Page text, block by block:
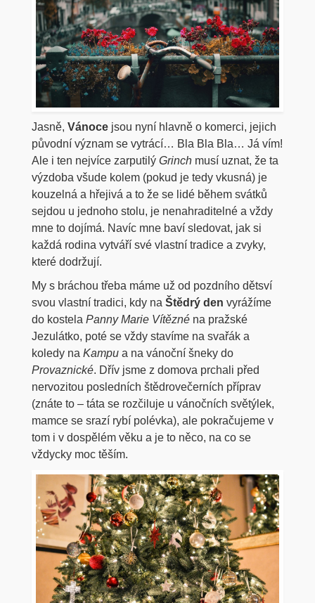
Jasně, Vánoce jsou nyní hlavně o komerci, jejich
původní význam se vytrácí… Bla Bla Bla… Já vím!
Ale i ten nejvíce zarputilý Grinch musí uznat, že ta
výzdoba všude kolem (pokud je tedy vkusná) je
kouzelná a hřejivá a to že se lidé během svátků
sejdou u jednoho stolu, je nenahraditelné a vždy
mne to dojímá. Navíc mne baví sledovat, jak si
každá rodina vytváří své vlastní tradice a zvyky,
které dodržují.
My s bráchou třeba máme už od pozdního dětsví
svou vlastní tradici, kdy na Štědrý den vyrážíme
do kostela Panny Marie Vítězné na pražské
Jezulátko, poté se vždy stavíme na svařák a
koledy na Kampu a na vánoční šneky do
Provaznické. Dřív jsme z domova prchali před
nervozitou posledních štědrovečerních příprav
(znáte to – táta se rozčiluje u vánočních světýlek,
mamce se srazí rybí polévka), ale pokračujeme v
tom i v dospělém věku a je to něco, na co se
vždycky moc těším.